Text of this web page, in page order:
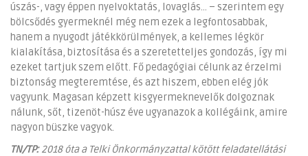
úszás-, vagy éppen nyelvoktatás, lovaglás… – szerintem egy
bölcsődés gyermeknél még nem ezek a legfontosabbak,
hanem a nyugodt játékkörülmények, a kellemes légkör
kialakítása, biztosítása és a szeretetteljes gondozás, így mi
ezeket tartjuk szem előtt. Fő pedagógiai célunk az érzelmi
biztonság megteremtése, és azt hiszem, ebben elég jók
vagyunk. Magasan képzett kisgyermeknevelők dolgoznak
nálunk, sőt, tizenöt-húsz éve ugyanazok a kollégáink, amire
nagyon büszke vagyok.
TN/TP:2018 óta a Telki Önkormányzattal kötött feladatellátási